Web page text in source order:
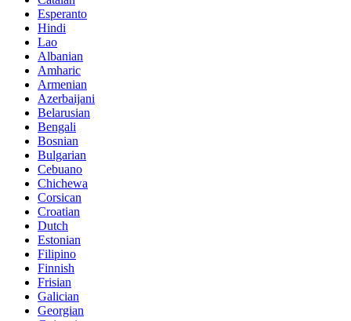
Esperanto
Hindi
Lao
Albanian
Amharic
Armenian
Azerbaijani
Belarusian
Bengali
Bosnian
Bulgarian
Cebuano
Chichewa
Corsican
Croatian
Dutch
Estonian
Filipino
Finnish
Frisian
Galician
Georgian